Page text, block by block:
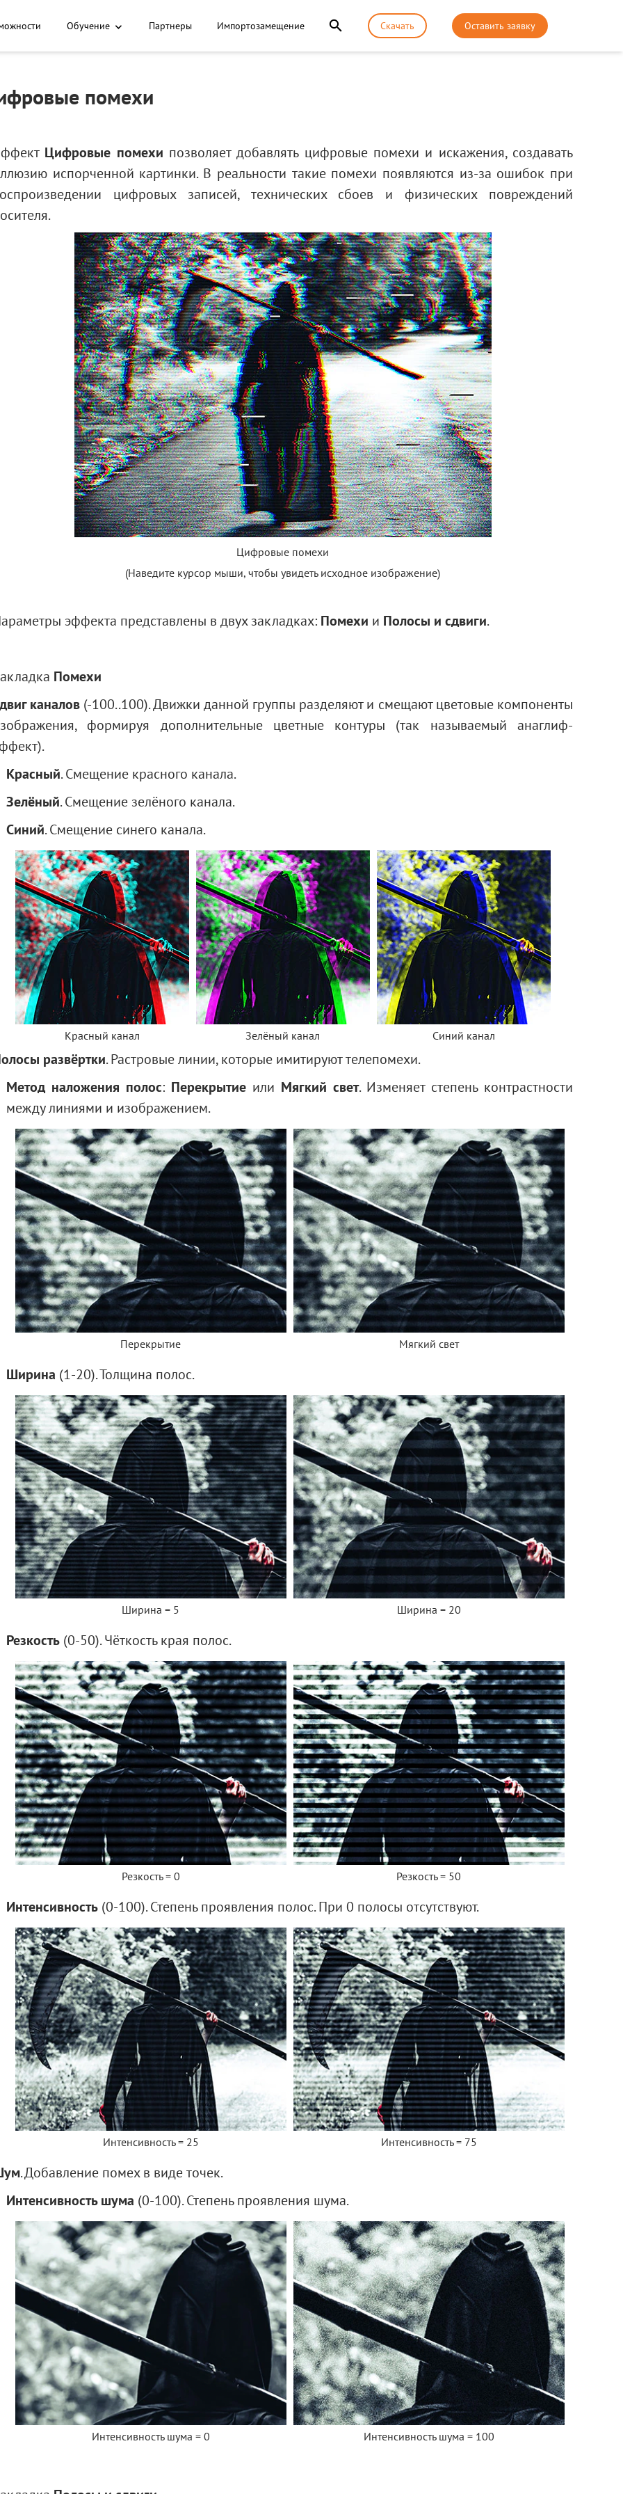
Обучение Партнеры Импортозамещение Скачать Оставить заявку
помехи
Цифровые помехи позволяет добавлять цифровые помехи и искажения, создавать
испорченной картинки. В реальности такие помехи появляются из-за ошибок при
цифровых записей, технических сбоев и физических повреждений
Цифровые помехи
(Наведите курсор мыши, чтобы увидеть исходное изображение)
эффекта представлены в двух закладках: Помехи и Полосы и сдвиги.
Помехи
каналов (-100..100). Движки данной группы разделяют и смещают цветовые компоненты
формируя дополнительные цветные контуры (так называемый анаглиф-
Красный. Смещение красного канала.
Зелёный. Смещение зелёного канала.
Синий. Смещение синего канала.
Красный канал Зелёный канал Синий канал
развёртки. Растровые линии, которые имитируют телепомехи.
Метод наложения полос: Перекрытие или Мягкий свет. Изменяет степень контрастности
между линиями и изображением.
Перекрытие Мягкий свет
Ширина (1-20). Толщина полос.
Ширина = 5 Ширина = 20
Резкость (0-50). Чёткость края полос.
Резкость = 0 Резкость = 50
Интенсивность (0-100). Степень проявления полос. При 0 полосы отсутствуют.
Интенсивность = 25 Интенсивность = 75
. Добавление помех в виде точек.
Интенсивность шума (0-100). Степень проявления шума.
Интенсивность шума = 0 Интенсивность шума = 100